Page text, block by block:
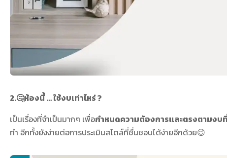
2.🤔ห้องนี้ … ใช้งบเท่าไหร่ ?
เป็นเรื่องที่จำเป็นมากๆ เพื่อกำหนดความต้องการและตรงตามงบ
ทำ อีกทั้งยังง่ายต่อการประเมินสไตล์ที่ชื่นชอบได้ง่ายอีกด้วย😉